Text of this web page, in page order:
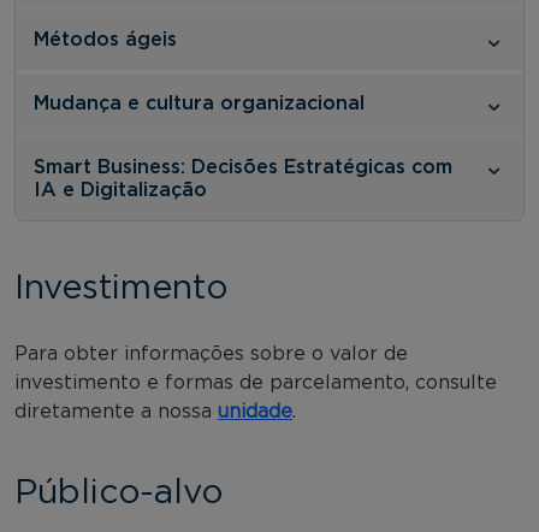
Métodos ágeis
Mudança e cultura organizacional
Smart Business: Decisões Estratégicas com
IA e Digitalização
Investimento
Para obter informações sobre o valor de
investimento e formas de parcelamento, consulte
diretamente a nossa unidade.
Público-alvo